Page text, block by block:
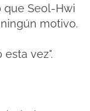
que Seol-Hwi
motivo.
vez".